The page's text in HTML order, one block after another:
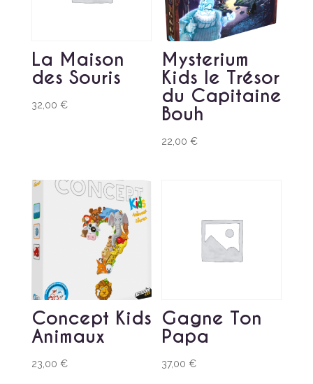
La Maison
des Souris
32,00 €
Mysterium
Kids le Trésor
du Capitaine
Bouh
22,00€
Concept Kids
Animaux
23,00 €
Gagne Ton
Papa
37,00€